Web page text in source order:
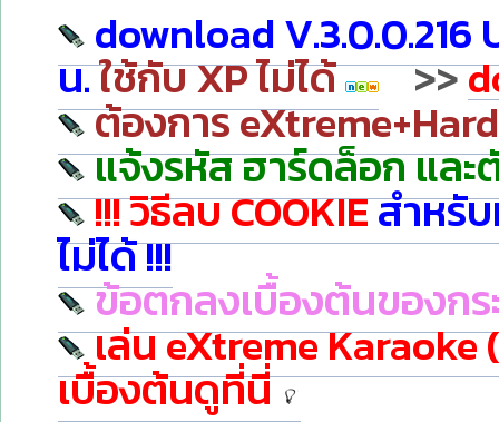
download V.3.0.0.216
น.ใช้กับ XP ไม่ได้ >>
ต้องการ
แจ้งรหัส ฮาร์ดล็อก แล
!!! วิธีลบ COOKIEสำหรั
ไม่ได้ !!!
ข้อตกลงเบื้องต้นของก
เล่น eXtreme
เบื้องต้นดูที่นี่